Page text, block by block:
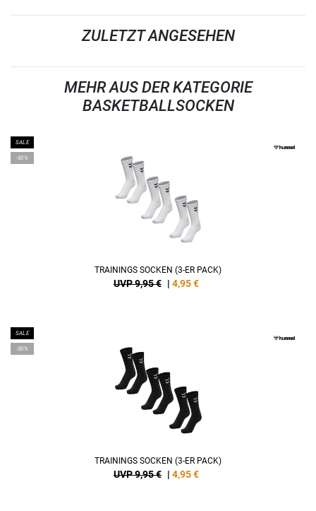
ZULETZT ANGESEHEN
MEHR AUS DER KATEGORIE
BASKETBALLSOCKEN
SALE
-50%
TRAININGS SOCKEN (3-ER PACK)
UVP 9,95 € | 4,95€
SALE
-50%
TRAININGS SOCKEN (3-ER PACK)
UVP 9,95 € | 4,95€